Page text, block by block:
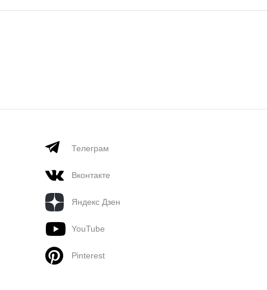
Телеграм
Вконтакте
Яндекс Дзен
YouTube
Pinterest